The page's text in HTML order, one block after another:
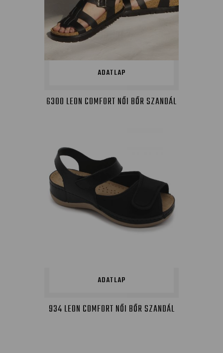
ADATLAP
6300 LEON COMFORT NŐI BŐR SZANDÁL
ADATLAP
934 LEON COMFORT NŐI BŐR SZANDÁL